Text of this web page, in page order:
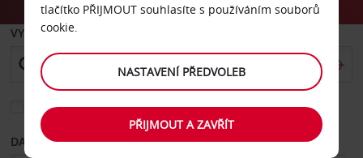
VYZVEDNOUT Z
Vyberte si jiné místo vrácení
DATUM OD DATUM DO
tlačítko PŘIJMOUT souhlasíte s používáním souborů
cookie.
NASTAVENÍ PŘEDVOLEB
PŘIJMOUT A ZAVŘÍT